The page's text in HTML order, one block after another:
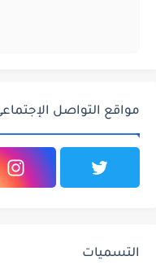
مواقع التواصل
التسميات